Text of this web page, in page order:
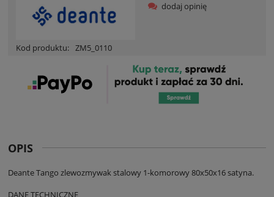
Kod produktu: ZM5_0110
dodaj opinię
OPIS
Deante Tango zlewozmywak stalowy 1-komorowy 80x50x16 satyna.
DANE TECHNICZNE